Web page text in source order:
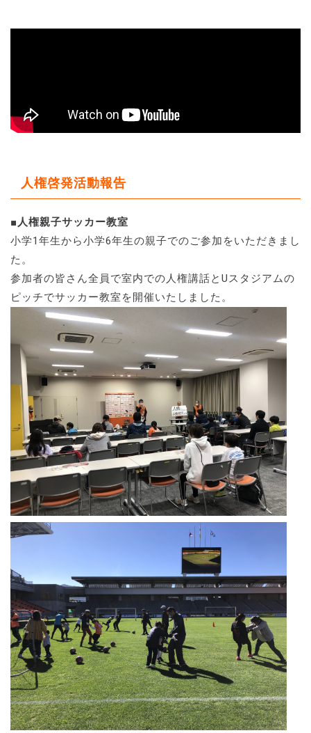
人権啓発活動報告
■人権親子サッカー教室
小学1年生から小学6年生の親子でのご参加をいただきまし
た。
参加者の皆さん全員で室内での人権講話とUスタジアムの
ピッチでサッカー教室を開催いたしました。